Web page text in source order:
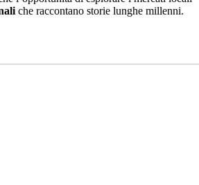
che raccontano storie lunghe millenni.